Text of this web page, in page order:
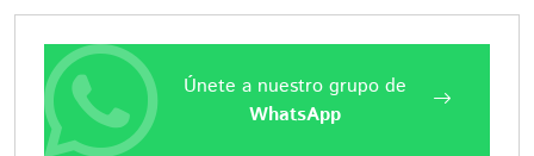
Únete a nuestro grupo de
WhatsApp